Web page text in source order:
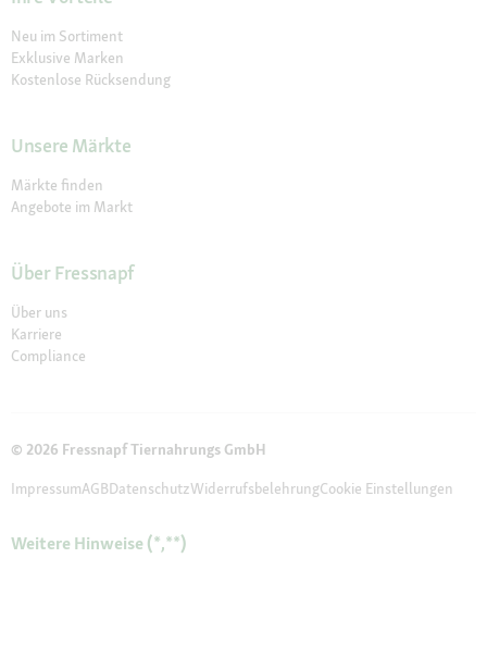
Neu im Sortiment
Exklusive Marken
Kostenlose Rücksendung
Unsere Märkte
Märkte finden
Angebote im Markt
Über Fressnapf
Über uns
Karriere
Compliance
© 2026 Fressnapf Tiernahrungs GmbH
ImpressumAGBDatenschutzWiderrufsbelehrungCookie Einstellungen
Weitere Hinweise (*,**)